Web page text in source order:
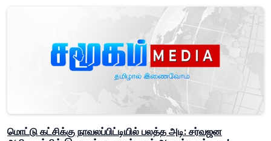
மொட்டு கட்சிக்கு நாவலப்பிட்டியில் பலத்த அடி: சர்வஜன